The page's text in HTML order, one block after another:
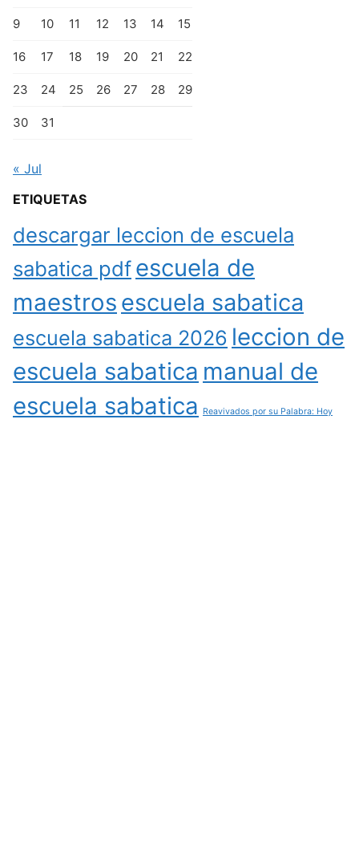
9 10 11 12 13 14 15
16 17 18 19 20 21 22
23 24 25 26 27 28 29
30 31
« Jul
ETIQUETAS
descargar leccion de escuela
sabatica pdfescuela de
maestros escuela sabatica
escuela sabatica 2026 leccion de
escuela sabatica manual de
escuela sabatica
Reavivados por su Palabra: Hoy